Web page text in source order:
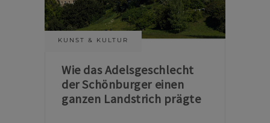
KUNST & KULTUR
Wie das Adelsgeschlecht
der Schönburger einen
ganzen Landstrich prägte